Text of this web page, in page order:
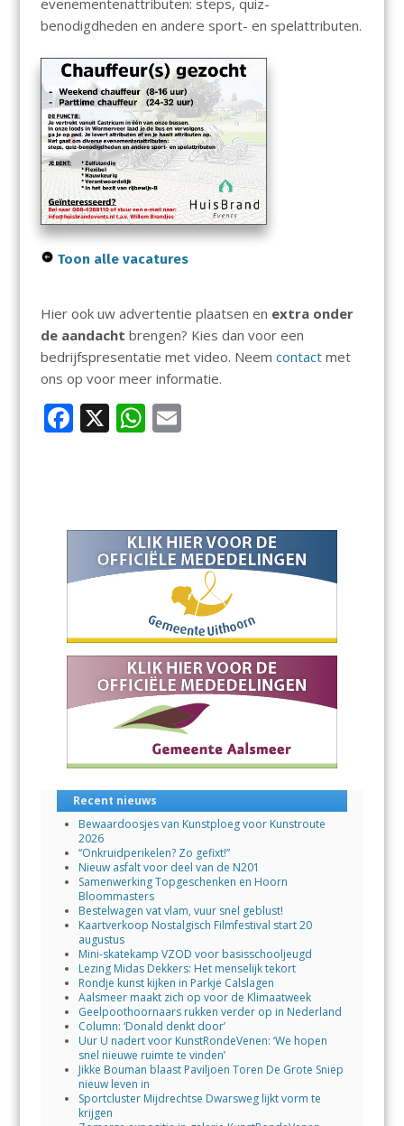
evenementenattributen: steps, quiz-
benodigdheden en andere sport- en spelattributen.
Toon alle vacatures
Hier ook uw advertentie plaatsen en extra onder
de aandacht brengen? Kies dan voor een
bedrijfspresentatie met video. Neem contactmet
ons op voor meer informatie.
F
o
k
X W
A
p
E
Recent nieuws
Bewaardoosjes van Kunstploeg voor Kunstroute
2026
“Onkruidperikelen? Zo gefixt!”
Nieuw asfalt voor deel van de N201
Samenwerking Topgeschenken en Hoorn
Bloommasters
Bestelwagen vat vlam, vuur snel geblust!
Kaartverkoop Nostalgisch Filmfestival start 20
augustus
Mini-skatekamp VZOD voor basisschooljeugd
Lezing Midas Dekkers: Het menselijk tekort
Rondje kunst kijken in Parkje Calslagen
Aalsmeer maakt zich op voor de Klimaatweek
Geelpoothoornaars rukken verder op in Nederland
Column: ‘Donald denkt door’
Uur U nadert voor KunstRondeVenen: ‘We hopen
snel nieuwe ruimte te vinden’
Jikke Bouman blaast Paviljoen Toren De Grote Sniep
nieuw leven in
Sportcluster Mijdrechtse Dwarsweg lijkt vorm te
krijgen